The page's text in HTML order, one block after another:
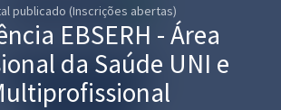
publicado (Inscrições abertas)
EBSERH - Área
da Saúde UNI e